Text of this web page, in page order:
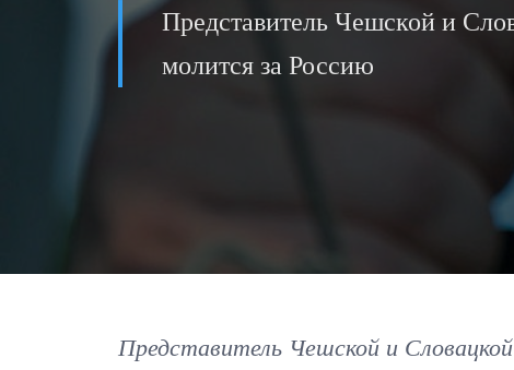
Представитель Чешской и
молится за Россию
Представитель Чешской и